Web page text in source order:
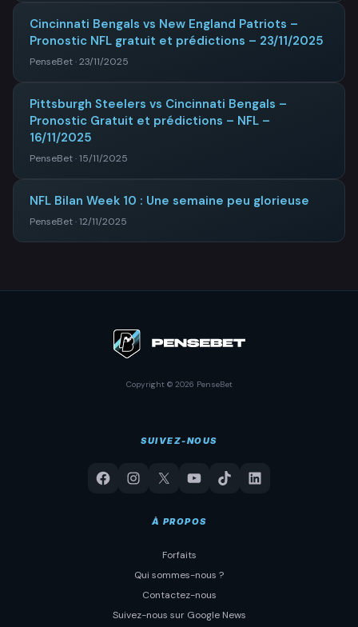
Cincinnati Bengals vs New England Patriots –
Pronostic NFL gratuit et prédictions – 23/11/2025
PenseBet · 23/11/2025
Pittsburgh Steelers vs Cincinnati Bengals –
Pronostic Gratuit et prédictions – NFL –
16/11/2025
PenseBet · 15/11/2025
NFL Bilan Week 10 : Une semaine peu glorieuse
PenseBet · 12/11/2025
Copyright © 2026 PenseBet
SUIVEZ-NOUS
À PROPOS
Forfaits
Qui sommes-nous ?
Contactez-nous
Suivez-nous sur Google News